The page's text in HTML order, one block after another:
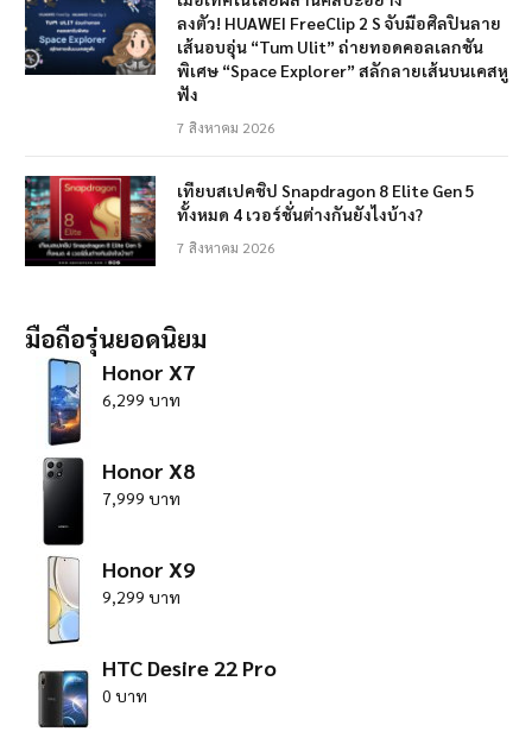
ลงตัว! HUAWEI FreeClip 2 S จับมือศิลปินลาย
เส้นอบอุ่น “Tum Ulit” ถ่ายทอดคอลเลกชัน
พิเศษ “Space Explorer” สลักลายเส้นบนเคสหู
ฟัง
7 สิงหาคม 2026
เทียบสเปคชิป Snapdragon 8 Elite Gen 5
ทั้งหมด 4 เวอร์ชั่นต่างกันยังไงบ้าง?
7 สิงหาคม 2026
มือถือรุ่นยอดนิยม
Honor X7
6,299 บาท
Honor X8
7,999 บาท
Honor X9
9,299 บาท
HTC Desire 22 Pro
0 บาท